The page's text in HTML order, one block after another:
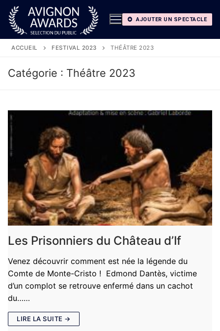
Aller
contenu
AJOUTER UN SPECTACLE
ACCUEIL FESTIVAL 2023 THÉÂTRE 2023
Catégorie : Théâtre 2023
Les Prisonniers du Château d’If
Venez découvrir comment est née la légende du
Comte de Monte-Cristo ! ​ Edmond Dantès, victime
d’un complot se retrouve enfermé dans un cachot
du……
LIRE LA SUITE →